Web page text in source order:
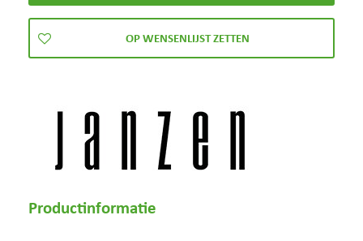
Productinformatie